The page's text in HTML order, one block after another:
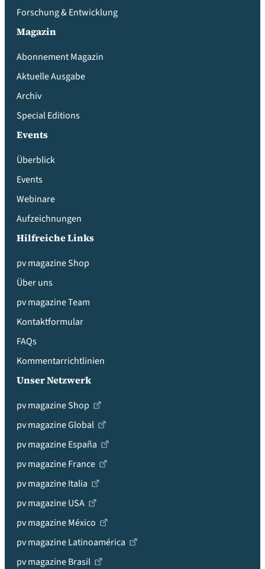
Forschung & Entwicklung
Magazin
Abonnement Magazin
Aktuelle Ausgabe
Archiv
Special Editions
Events
Überblick
Events
Webinare
Aufzeichnungen
Hilfreiche Links
pv magazine Shop
Über uns
pv magazine Team
Kontaktformular
FAQs
Kommentarrichtlinien
Unser Netzwerk
pv magazine Shop
pv magazine Global
pv magazine España
pv magazine France
pv magazine Italia
pv magazine USA
pv magazine México
pv magazine Latinoamérica
pv magazine Brasil